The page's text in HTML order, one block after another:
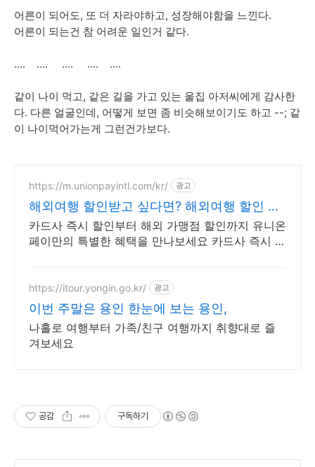
어른이 되어도, 또 더 자라야하고, 성장해야함을 느낀다.
어른이 되는건 참 어려운 일인거 같다.
.... .... .... .... ....
같이 나이 먹고, 같은 길을 가고 있는 울집 아저씨에게 감사한
다. 다른 얼굴인데, 어떻게 보면 좀 비슷해보이기도 하고 --; 같
이 나이먹어가는게 그런건가보다.
https://m.unionpayintl.com/kr/ 광고
해외여행 할인받고 싶다면? 해외여행 할인 안
받으면 손해
카드사 즉시 할인부터 해외 가맹점 할인까지 유니온
페이만의 특별한 혜택을 만나보세요 카드사 즉시 할
https://itour.yongin.go.kr/ 광고
이번 주말은 용인 한눈에 보는 용인,
나홀로 여행부터 가족/친구 여행까지 취향대로 즐
겨보세요
공감 구독하기